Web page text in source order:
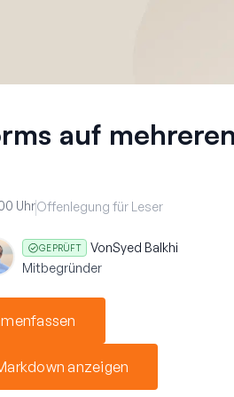
auf
UhrOffenlegung für Leser
GEPRÜFT VonSyed Balkhi
Mitbegründer
anzeigen